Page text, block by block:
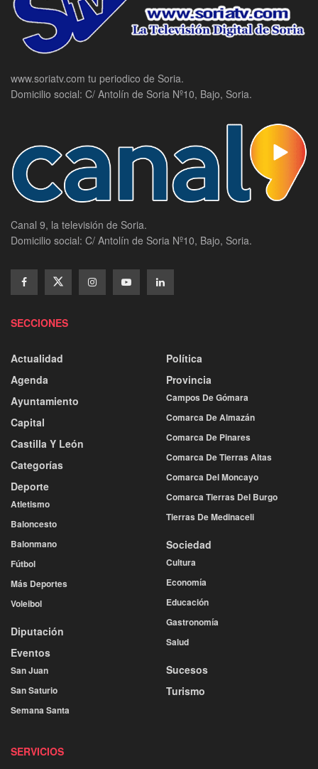
www.soriatv.com tu periodico de Soria.
Domicilio social: C/ Antolín de Soria Nº10, Bajo, Soria.
Canal 9, la televisión de Soria.
Domicilio social: C/ Antolín de Soria Nº10, Bajo, Soria.
SECCIONES
Actualidad
Agenda
Ayuntamiento
Capital
Castilla Y León
Categorías
Deporte
Atletismo
Baloncesto
Balonmano
Fútbol
Más Deportes
Voleibol
Diputación
Eventos
San Juan
San Saturio
Semana Santa
Política
Provincia
Campos De Gómara
Comarca De Almazán
Comarca De Pinares
Comarca De Tierras Altas
Comarca Del Moncayo
Comarca Tierras Del Burgo
Tierras De Medinaceli
Sociedad
Cultura
Economía
Educación
Gastronomía
Salud
Sucesos
Turismo
SERVICIOS